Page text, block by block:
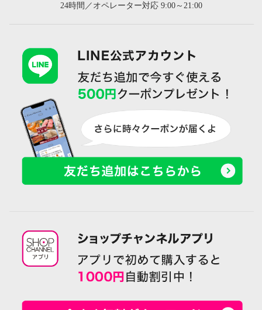
24時間／オペレーター対応 9:00～21:00